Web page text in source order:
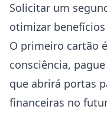
Solicitar um
otimizar benefícios
O primeiro cartão
consciência,
que abrirá portas
financeiras no